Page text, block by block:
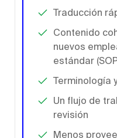
Traducción
Contenido
nuevos
estándar
Terminología
Un flujo de
revisión
Menos